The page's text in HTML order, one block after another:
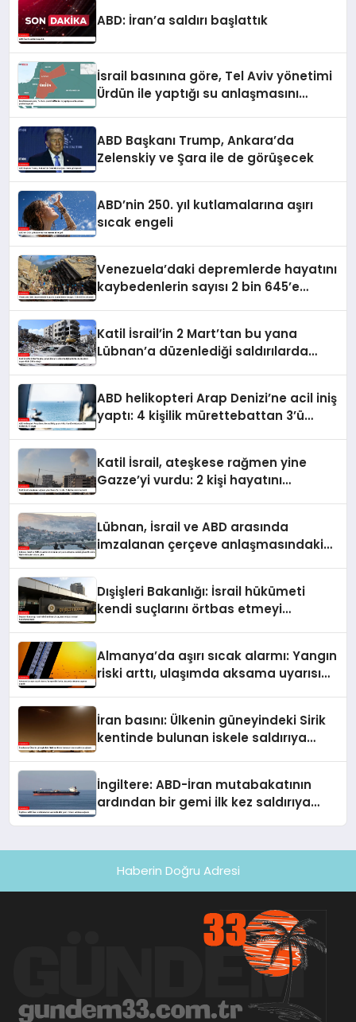
ABD: İran’a saldırı başlattık
İsrail basınına göre, Tel Aviv yönetimi
Ürdün ile yaptığı su anlaşmasını
ABD Başkanı Trump, Ankara’da
Zelenskiy ve Şara ile de görüşecek
ABD’nin 250. yıl kutlamalarına aşırı
sıcak engeli
Venezuela’daki depremlerde hayatını
kaybedenlerin sayısı 2 bin 645’e
Katil İsrail’in 2 Mart’tan bu yana
Lübnan’a düzenlediği saldırılarda
ABD helikopteri Arap Denizi’ne acil iniş
yaptı: 4 kişilik mürettebattan 3’ü
Katil İsrail, ateşkese rağmen yine
Gazze’yi vurdu: 2 kişi hayatını
Lübnan, İsrail ve ABD arasında
imzalanan çerçeve anlaşmasındaki
Dışişleri Bakanlığı: İsrail hükümeti
kendi suçlarını örtbas etmeyi
Almanya’da aşırı sıcak alarmı: Yangın
riski arttı, ulaşımda aksama uyarısı
İran basını: Ülkenin güneyindeki Sirik
kentinde bulunan iskele saldırıya
İngiltere: ABD-İran mutabakatının
ardından bir gemi ilk kez saldırıya
Haberin Doğru Adresi